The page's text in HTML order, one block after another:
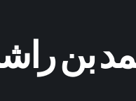
بن